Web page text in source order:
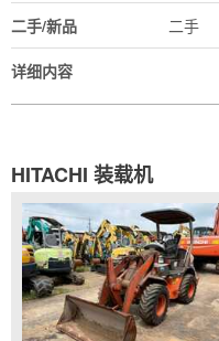
二手/新品 二手
详细内容
HITACHI 装载机